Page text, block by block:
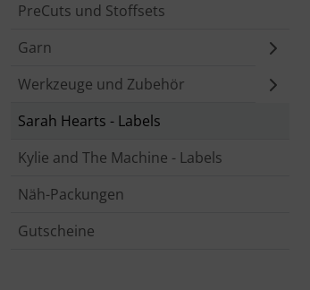
PreCuts und Stoffsets
Garn
Werkzeuge und Zubehör
Sarah Hearts - Labels
Kylie and The Machine - Labels
Näh-Packungen
Gutscheine